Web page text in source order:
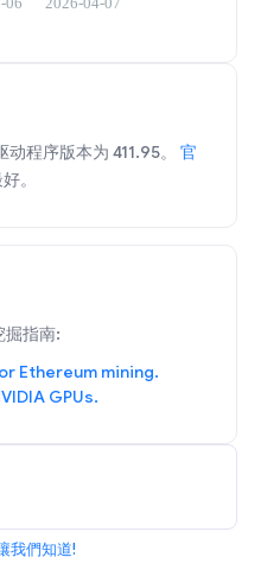
程序版本为 411.95。 官
。
掘指南:
Ethereum mining.
GPUs.
我們知道!